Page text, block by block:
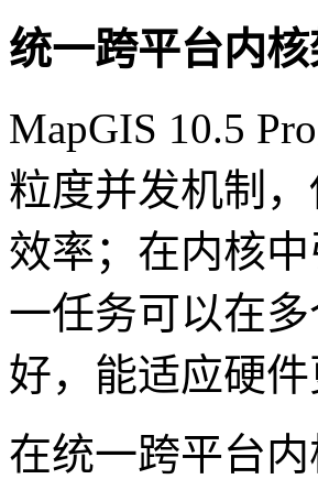
统一跨平台内
MapGIS 10.5
粒度并发机制
效率；在内核
一任务可以在
好，能适应硬件
在统一跨平台